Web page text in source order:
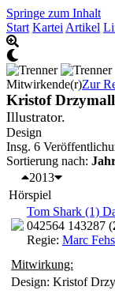
Springe zum Inhalt
Start Kartei Artikel
Mitwirkende(r)Zur
Kristof
Illustrator.
Design
Insg. 6
Sortierung nach:
2013
Hörspiel
Tom Shark (1)
042564 143287 (
Regie: Marc
Mitwirkung:
Design: Kristof